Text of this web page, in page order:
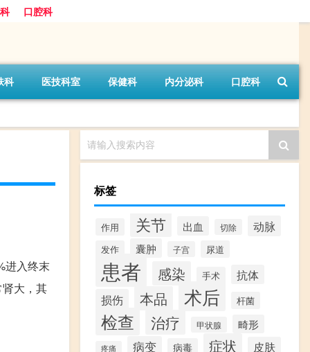
口腔科
科 医技科室 保健科 内分泌科 口腔科
进入终末
大，其
请输入搜索内容
标签
作用 关节 出血 切除 动脉
发作 囊肿 子宫 尿道
患者 感染 手术 抗体
损伤 本品 术后 杆菌
检查 治疗 甲状腺 畸形
疼痛 病变 病毒 症状 皮肤